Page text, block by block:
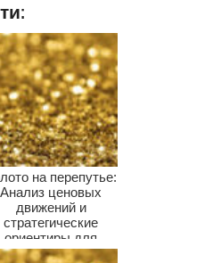
на перепутье:
Анализ ценовых
движений и
стратегические
ориентиры для
инвесторов